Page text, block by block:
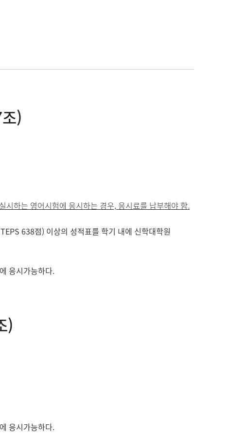
)
하는 영어시험에 응시하는 경우, 응시료를 납부해야 함.
638점) 이상의 성적표를 학기 내에 신학대학원
응시가능하다.
)
응시가능하다.